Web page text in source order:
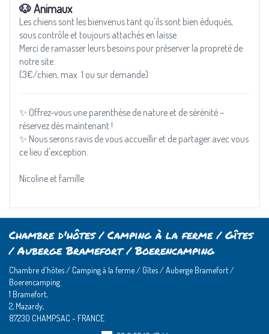
🐶 Animaux
Les chiens sont les bienvenus tant qu'ils sont bien éduqués,
sous contrôle et toujours attachés en laisse.
Merci de ramasser leurs besoins pour préserver la propreté de
notre site.
(3€/chien, max. 1 ou sur demande)
✨ Offrez-vous une parenthèse de nature et de sérénité –
réservez dès maintenant !
✨ Nous serons ravis de vous accueillir et de partager avec vous
ce lieu d'exception.
Nicoline et famille
Chambre d'hôtes / Camping à la ferme / Gîtes
/ Auberge Bramefort / Boerencamping
Chambre d'hôtes / Camping à la ferme / Gîtes / Auberge Bramefort /
Boerencamping
1 Bramefort,
2, Mazardy,
87230 CHAMPSAC - FRANCE